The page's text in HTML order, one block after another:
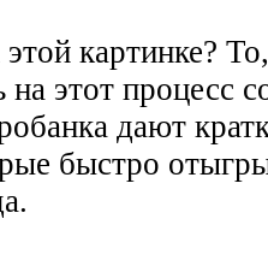
картинке?
этот процесс
дают
быстро